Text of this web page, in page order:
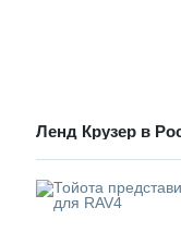
Ленд Крузер в